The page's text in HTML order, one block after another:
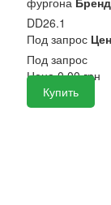
DD26.1
Под запрос
Под запрос
Цена 0,00грн
Купить